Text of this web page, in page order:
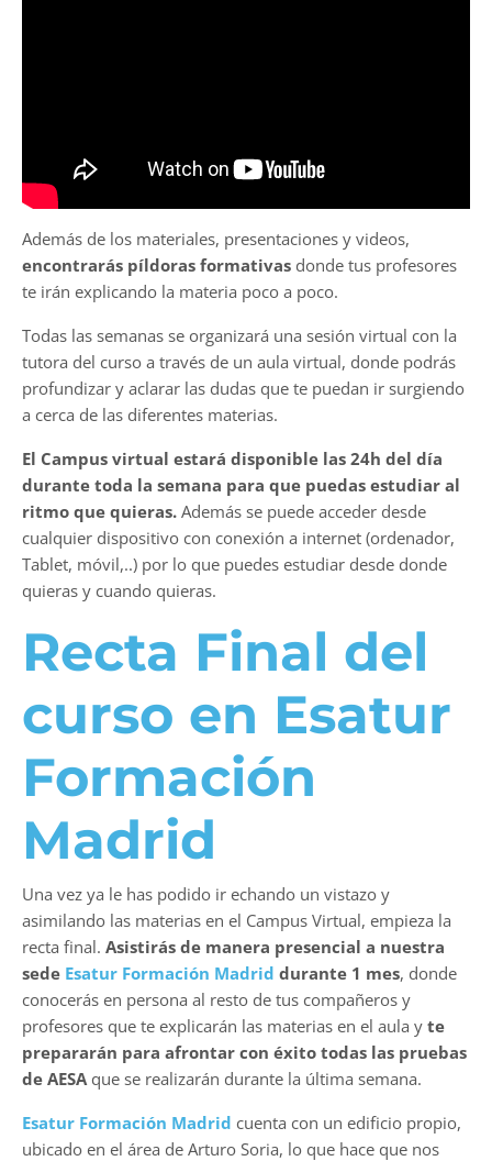
Además de los materiales, presentaciones y videos,
encontrarás píldoras formativas donde tus profesores
te irán explicando la materia poco a poco.
Todas las semanas se organizará una sesión virtual con la
tutora del curso a través de un aula virtual, donde podrás
profundizar y aclarar las dudas que te puedan ir surgiendo
a cerca de las diferentes materias.
El Campus virtual estará disponible las 24h del día
durante toda la semana para que puedas estudiar al
ritmo que quieras. Además se puede acceder desde
cualquier dispositivo con conexión a internet (ordenador,
Tablet, móvil,..) por lo que puedes estudiar desde donde
quieras y cuando quieras.
Recta Final del
curso en Esatur
Formación
Madrid
Una vez ya le has podido ir echando un vistazo y
asimilando las materias en el Campus Virtual, empieza la
recta final. Asistirás de manera presencial a nuestra
sede Esatur Formación Madrid durante 1 mes, donde
conocerás en persona al resto de tus compañeros y
profesores que te explicarán las materias en el aula y te
prepararán para afrontar con éxito todas las pruebas
de AESA que se realizarán durante la última semana.
Esatur Formación Madrid cuenta con un edificio propio,
ubicado en el área de Arturo Soria, lo que hace que nos